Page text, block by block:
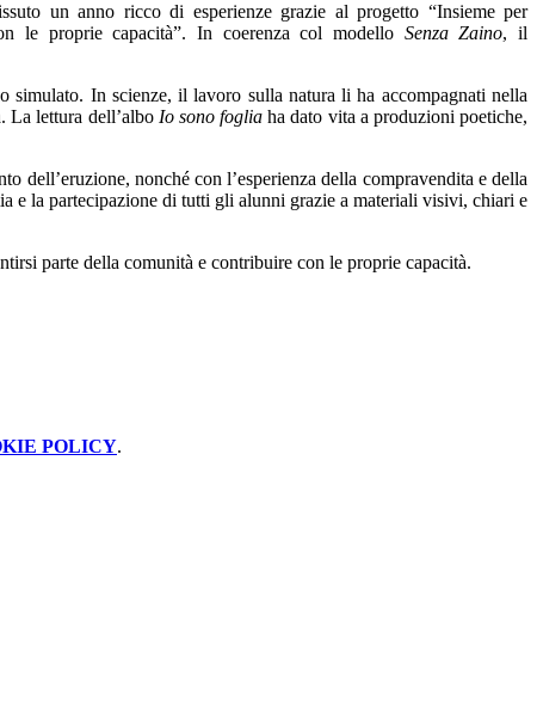
un anno ricco di esperienze grazie al progetto “Insieme per
le proprie capacità”. In coerenza col modello Senza Zaino, il
In scienze, il lavoro sulla natura li ha accompagnati nella
La lettura dell’albo Io sono foglia ha dato vita a produzioni poetiche,
dell’eruzione, nonché con l’esperienza della compravendita e della
e la partecipazione di tutti gli alunni grazie a materiali visivi, chiari e
parte della comunità e contribuire con le proprie capacità.
POLICY.